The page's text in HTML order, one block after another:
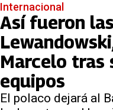
Internacional
Así fueron
Marcelo tras
equipos
El polaco dejará al